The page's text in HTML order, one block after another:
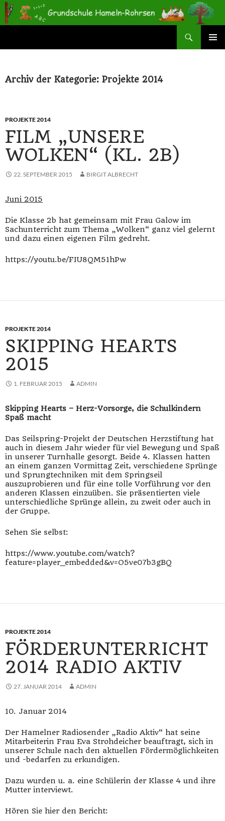
Zum
Inhalt
Archiv der Kategorie: Projekte 2014
PROJEKTE 2014
FILM „UNSERE
WOLKEN“ (KL. 2B)
22. SEPTEMBER 2015 BIRGIT ALBRECHT
Juni 2015
Die Klasse 2b hat gemeinsam mit Frau Galow im
Sachunterricht zum Thema „Wolken“ ganz viel gelernt
und dazu einen eigenen Film gedreht.
https://youtu.be/FIU8QM51hPw
PROJEKTE 2014
SKIPPING HEARTS
2015
1. FEBRUAR 2015 ADMIN
Skipping Hearts – Herz-Vorsorge, die Schulkindern
Spaß macht
Das Seilspring-Projekt der Deutschen Herzstiftung hat
auch in diesem Jahr wieder für viel Bewegung und Spaß
in unserer Turnhalle gesorgt. Beide 4. Klassen hatten
an einem ganzen Vormittag Zeit, verschiedene Sprünge
und Sprungtechniken mit dem Springseil
auszuprobieren und für eine tolle Vorführung vor den
anderen Klassen einzuüben. Sie präsentierten viele
unterschiedliche Sprünge allein, zu zweit oder auch in
der Gruppe.
Sehen Sie selbst:
https://www.youtube.com/watch?
feature=player_embedded&v=O5ve07b3gBQ
PROJEKTE 2014
FÖRDERUNTERRICHT
2014 RADIO AKTIV
27. JANUAR 2014 ADMIN
10. Januar 2014
Der Hamelner Radiosender „Radio Aktiv“ hat seine
Mitarbeiterin Frau Eva Strohdeicher beauftragt, sich in
unserer Schule nach den aktuellen Fördermöglichkeiten
und -bedarfen zu erkundigen.
Dazu wurden u. a. eine Schülerin der Klasse 4 und ihre
Mutter interviewt.
Hören Sie hier den Bericht: